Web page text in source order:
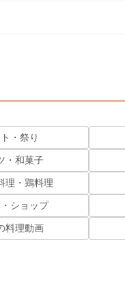
・祭り
・和菓子
理・鶏料理
ショップ
料理動画